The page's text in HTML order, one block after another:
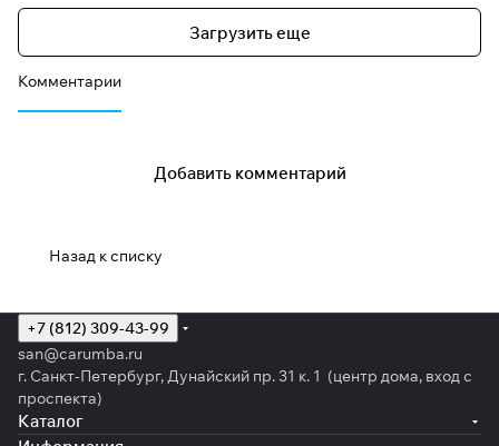
Загрузить еще
Комментарии
Добавить комментарий
Назад к списку
+7 (812) 309-43-99
san@carumba.ru
г. Санкт-Петербург, Дунайский пр. 31 к. 1 (центр дома, вход с
проспекта)
Каталог